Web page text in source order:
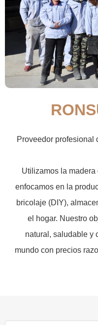
Proveedor profesional
Utilizamos la
enfocamos en la
bricolaje (DIY),
el hogar. Nuestro
natural, saludable y
mundo con precios